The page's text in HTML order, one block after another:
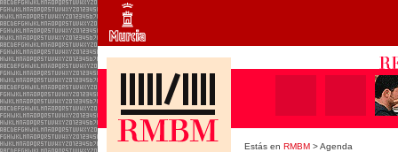
Estás en RMBM > Agenda